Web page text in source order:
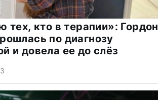
тех, кто в терапии»: Гордон
по диагнозу
и довела ее до слёз